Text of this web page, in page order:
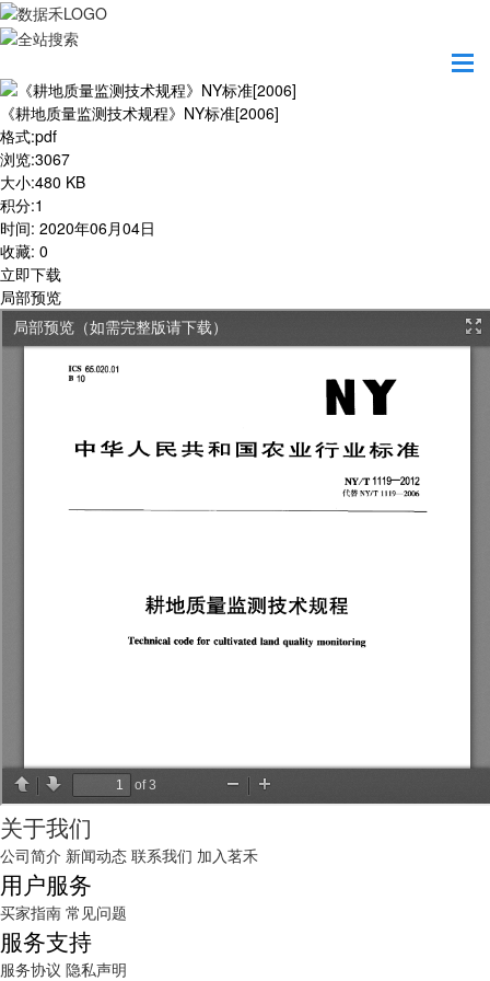
《耕地质量监测技术规程》NY标准[2006]
格式:pdf
浏览:3067
大小:480 KB
积分:1
时间: 2020年06月04日
收藏: 0
立即下载
局部预览
关于我们
公司简介 新闻动态 联系我们 加入茗禾
用户服务
买家指南 常见问题
服务支持
服务协议 隐私声明